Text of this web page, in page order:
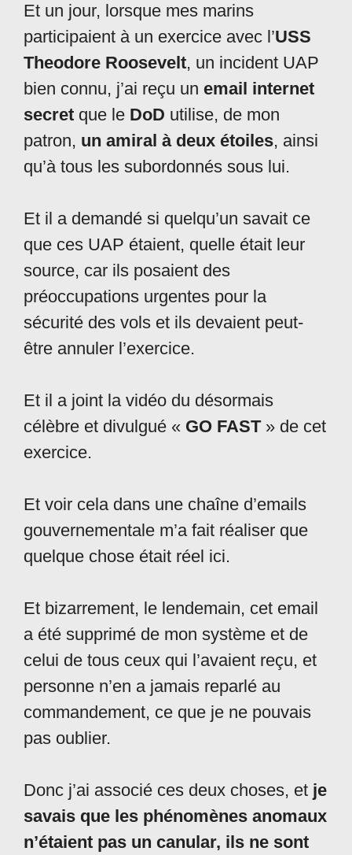
Et un jour, lorsque mes marins
participaient à un exercice avec l’USS
Theodore Roosevelt, un incident UAP
bien connu, j’ai reçu un email internet
secret que le DoD utilise, de mon
patron, un amiral à deux étoiles, ainsi
qu’à tous les subordonnés sous lui.
Et il a demandé si quelqu’un savait ce
que ces UAP étaient, quelle était leur
source, car ils posaient des
préoccupations urgentes pour la
sécurité des vols et ils devaient peut-
être annuler l’exercice.
Et il a joint la vidéo du désormais
célèbre et divulgué « GO FAST» de cet
exercice.
Et voir cela dans une chaîne d’emails
gouvernementale m’a fait réaliser que
quelque chose était réel ici.
Et bizarrement, le lendemain, cet email
a été supprimé de mon système et de
celui de tous ceux qui l’avaient reçu, et
personne n’en a jamais reparlé au
commandement, ce que je ne pouvais
pas oublier.
Donc j’ai associé ces deux choses, et je
savais que les phénomènes anomaux
n’étaient pas un canular, ils ne sont